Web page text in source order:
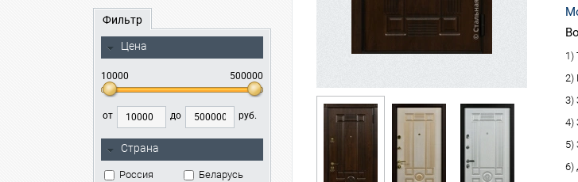
Фильтр
Цена
10000 500000
от до руб.
Страна
Россия Беларусь
1)
2)
3)
4)
5)
6)